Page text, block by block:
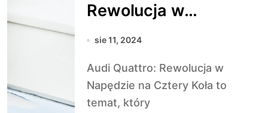
Rewolucja w
Napędzie na
sie 11, 2024
Audi Quattro: Rewolucja w
Napędzie na Cztery Koła to
temat, który